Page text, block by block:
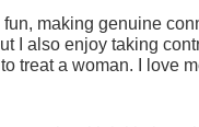
making genuine
people, having meaningful
me a little.